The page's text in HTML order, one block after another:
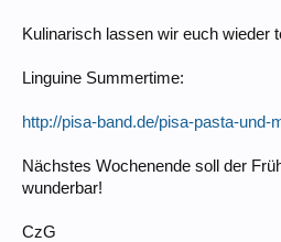
Kulinarisch lassen wir euch wieder
Linguine Summertime:
http://pisa-band.de/pisa-pasta-und-
Nächstes Wochenende soll der
wunderbar!
CzG